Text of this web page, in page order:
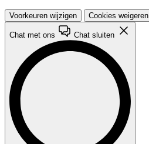
Voorkeuren wijzigen Cookies weigeren
Chat met ons Chat sluiten